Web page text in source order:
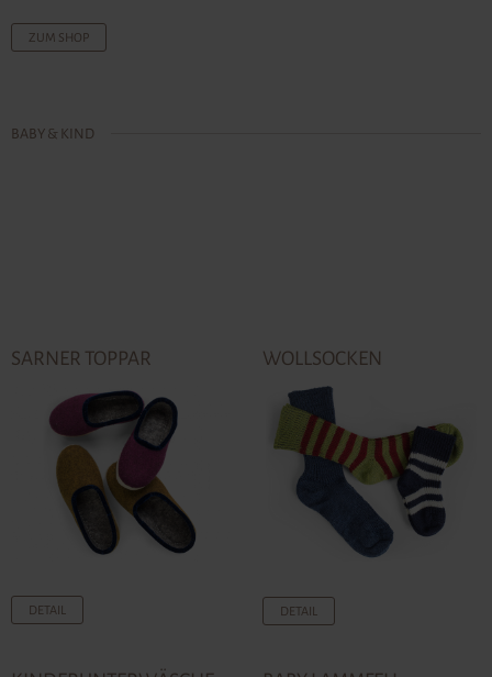
ZUM SHOP
BABY & KIND
SARNER TOPPAR
DETAIL
WOLLSOCKEN
DETAIL